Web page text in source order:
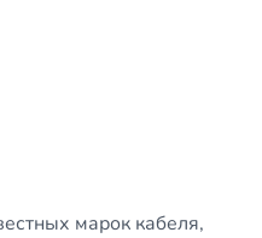
марок кабеля,